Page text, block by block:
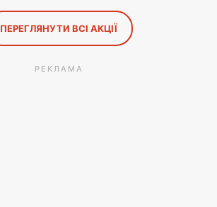
ПЕРЕГЛЯНУТИ ВСІ АКЦІЇ
РЕКЛАМА